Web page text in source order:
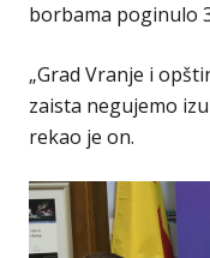
borbama poginulo
„Grad Vranje i
zaista negujemo
rekao je on.